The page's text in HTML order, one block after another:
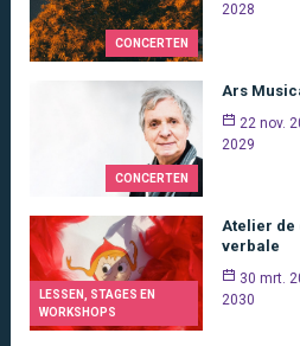
CONCERTEN
2028
CONCERTEN
Ars
22 nov.
2029
LESSEN, STAGES EN
WORKSHOPS
Atelier de
verbale
30 mrt.
2030